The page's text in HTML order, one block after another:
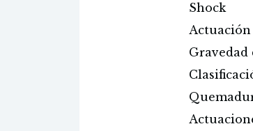
Shock
Actuación
Gravedad